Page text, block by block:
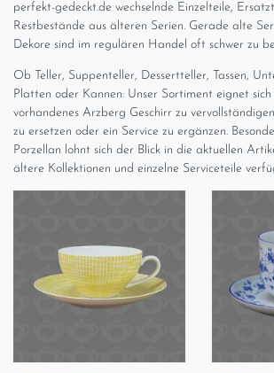
perfekt-gedeckt.de wechselnde Einzelteile,
Restbestände aus älteren Serien. Gerade alte
Dekore sind im regulären Handel oft schwer zu
Ob Teller, Suppenteller, Dessertteller, Tassen,
Platten oder Kannen: Unser Sortiment eignet
vorhandenes Arzberg Geschirr zu
zu ersetzen oder ein Service zu ergänzen.
Porzellan lohnt sich der Blick in die aktuellen
ältere Kollektionen und einzelne Serviceteile